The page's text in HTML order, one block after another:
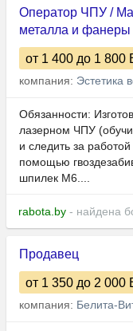
Оператор ЧПУ /
металла и фанеры
от 1 400 до 1 800
компания: Эстетика
Обязанности:
лазерном ЧПУ
и следить за
помощью
шпилек М6....
rabota.by - найдена
Продавец
от 1 350 до 2 000
компания: Белита-